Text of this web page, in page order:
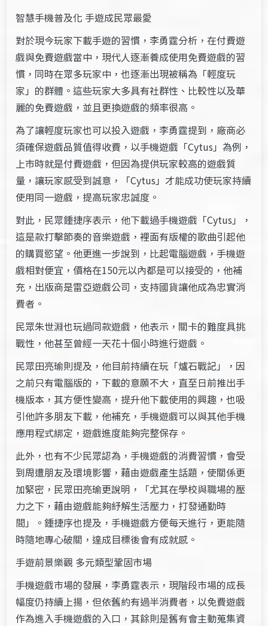
智慧手機普及化 手遊成民眾最愛
對於現今玩家下載手遊的習慣，李勇霆分析，在付費遊
戲與免費遊戲當中，現代人逐漸養成使用免費遊戲的習
慣，同時在眾多玩家中，也逐漸出現被稱為「輕度玩
家」的群體。這些玩家大多具有社群性、比較性以及華
麗的免費遊戲，並且更換遊戲的頻率很高。
為了讓輕度玩家也可以投入遊戲，李勇霆提到，廠商必
須確保遊戲品質值得收費，以手機遊戲「Cytus」為例，
上市時就是付費遊戲，但因為提供玩家較高的遊戲質
量，讓玩家感受到誠意，「Cytus」才能成功使玩家持續
使用同一遊戲，提高玩家忠誠度。
對此，民眾鍾捷序表示，他下載過手機遊戲「Cytus」，
這是款打擊節奏的音樂遊戲，裡面有版權的歌曲引起他
的購買慾望。他更進一步說到，比起電腦遊戲，手機遊
戲相對便宜，價格在150元以內都是可以接受的，他補
充，出版商是雷亞遊戲公司，支持國貨讓他成為忠實消
費者。
民眾朱世淵也玩過同款遊戲，他表示，關卡的難度具挑
戰性，他甚至曾經一天花十個小時進行遊戲。
民眾田亮瑜則提及，他目前持續在玩「爐石戰記」，因
之前只有電腦版的，下載的意願不大，直至日前推出手
機版本，其方便性變高，提升他下載使用的興趣，也吸
引他許多朋友下載，他補充，手機遊戲可以與其他手機
應用程式綁定，遊戲進度能夠完整保存。
此外，也有不少民眾認為，手機遊戲的消費習慣，會受
到周遭朋友及環境影響，藉由遊戲產生話題，使關係更
加緊密，民眾田亮瑜更說明，「尤其在學校與職場的壓
力之下，藉由遊戲能夠紓解生活壓力，打發通勤時
間」。鍾捷序也提及，手機遊戲方便每天進行，更能隨
時隨地專心破關，達成目標後會有成就感。
手遊前景樂觀 多元類型鞏固市場
手機遊戲市場的發展，李勇霆表示，現階段市場的成長
幅度仍持續上揚，但依舊約有過半消費者，以免費遊戲
作為進入手機遊戲的入口，其餘則是舊有會主動蒐集資